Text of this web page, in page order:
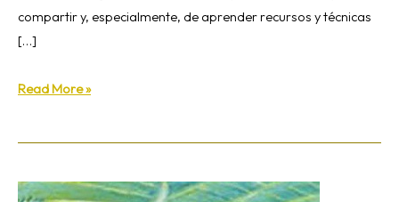
compartir y, especialmente, de aprender recursos y técnicas
[…]
Read More »
Exhortación